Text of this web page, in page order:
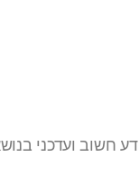
חשוב ועדכני